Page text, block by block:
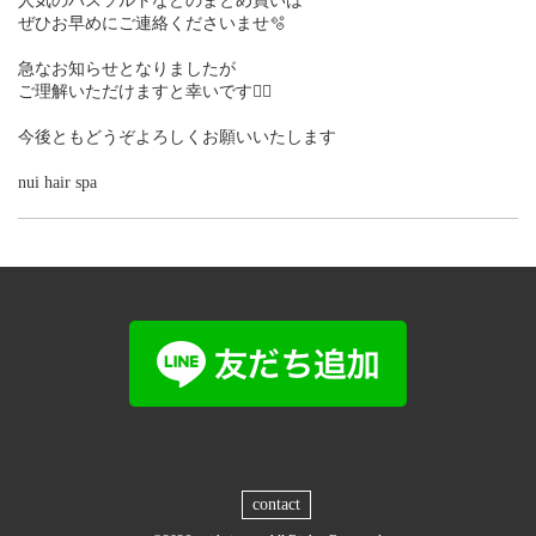
ぜひお早めにご連絡くださいませ🫧
急なお知らせとなりましたが
ご理解いただけますと幸いです🙇‍♀️
今後ともどうぞよろしくお願いいたします
nui hair spa
contact